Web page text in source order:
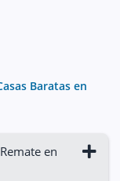
Baratas en
en